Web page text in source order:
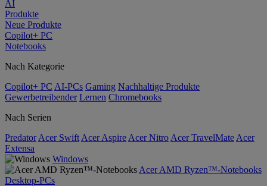
AI
Produkte
Neue Produkte
Copilot+ PC
Notebooks
Nach Kategorie
Copilot+ PC AI-PCs Gaming Nachhaltige Produkte
Gewerbetreibender Lernen Chromebooks
Nach Serien
Predator Acer Swift Acer Aspire Acer Nitro Acer TravelMate Acer
Extensa
Windows
Acer AMD Ryzen™-Notebooks
Desktop-PCs